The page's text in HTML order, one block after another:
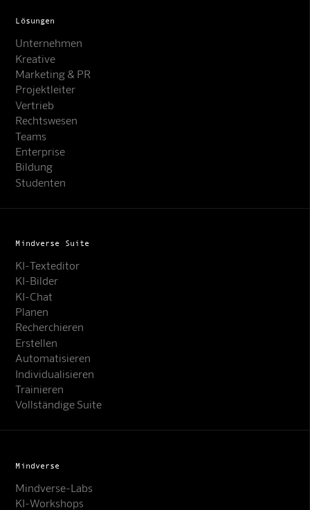
Lösungen
Unternehmen
Kreative
Marketing & PR
Projektleiter
Vertrieb
Rechtswesen
Teams
Enterprise
Bildung
Studenten
Mindverse Suite
KI-Texteditor
KI-Bilder
KI-Chat
Planen
Recherchieren
Erstellen
Automatisieren
Individualisieren
Trainieren
Vollständige Suite
Mindverse
Mindverse-Labs
KI-Workshops